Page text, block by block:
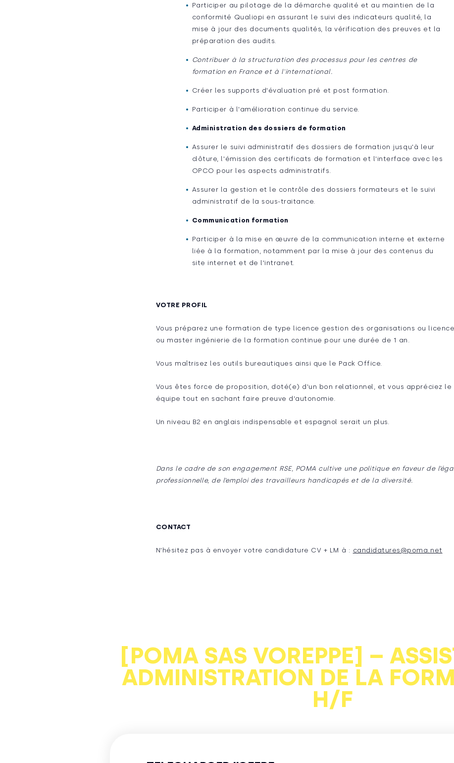
Participer au pilotage de la démarche qualité et au maintien de la
conformité Qualiopi en assurant le suivi des indicateurs qualité, la
mise à jour des documents qualités, la vérification des preuves et la
préparation des audits.
Contribuer à la structuration des processus pour les centres de
formation en France et à l'international.
Créer les supports d'évaluation pré et post formation.
Participer à l'amélioration continue du service.
Administration des dossiers de formation
Assurer le suivi administratif des dossiers de formation jusqu'à leur
clôture, l'émission des certificats de formation et l'interface avec les
OPCO pour les aspects administratifs.
Assurer la gestion et le contrôle des dossiers formateurs et le suivi
administratif de la sous-traitance.
Communication formation
Participer à la mise en œuvre de la communication interne et externe
liée à la formation, notamment par la mise à jour des contenus du
site internet et de l'intranet.
VOTRE PROFIL
Vous préparez une formation de type licence gestion des organisations ou
ou master ingénierie de la formation continue pour une durée de 1 an.
Vous maîtrisez les outils bureautiques ainsi que le Pack Office.
Vous êtes force de proposition, doté(e) d'un bon relationnel, et vous appréciez le
équipe tout en sachant faire preuve d'autonomie.
Un niveau B2 en anglais indispensable et espagnol serait un plus.
Dans le cadre de son engagement RSE, POMA cultive une politique en faveur de
professionnelle, de l’emploi des travailleurs handicapés et de la diversité.
CONTACT
N'hésitez pas à envoyer votre candidature CV + LM à : candidatures@poma.net
[POMA SAS VOREPPE] –
ADMINISTRATION DE LA
H/F